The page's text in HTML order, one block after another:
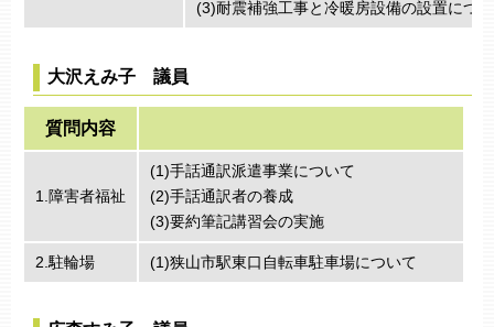
(3)耐震補強工事と冷暖房設備の設置につ
大沢えみ子 議員
質問内容
1.障害者福祉
(1)手話通訳派遣事業について
(2)手話通訳者の養成
(3)要約筆記講習会の実施
2.駐輪場 (1)狭山市駅東口自転車駐車場について